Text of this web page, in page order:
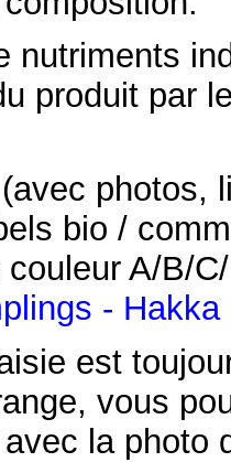
nutriments
produit par
photos,
bio /
A/B/
- Hakka
est
vous
la photo